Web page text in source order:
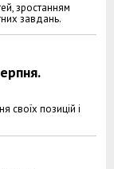
зростанням
завдань.
своїх позицій і